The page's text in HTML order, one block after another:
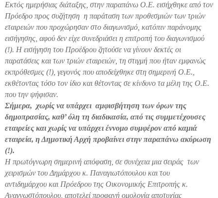
Εκτός ημερήσιας διάταξης, στην παραπάνω Ο.Ε. εισήχθηκε από τον
Πρόεδρο προς συζήτηση η παράταση των προθεσμιών των τριών
εταιρειών που προχώρησαν στο διαγωνισμό, κατόπιν παράνομης
εισήγησης, αφού δεν είχε συνεδριάσει η επιτροπή του διαγωνισμού
(!). Η εισήγηση του Προέδρου ζητούσε να γίνουν δεκτές οι
παρατάσεις και των τριών εταιρειών, τη στιγμή που ήταν εμφανώς
εκπρόθεσμες (!), γεγονός που αποδείχθηκε στη σημερινή Ο.Ε.,
εκθέτοντας τόσο τον ίδιο και θέτοντας σε κίνδυνο τα μέλη της Ο.Ε.
που την ψήφισαν.
Σήμερα, χωρίς να υπάρχει αμφισβήτηση των όρων της
δημοπρασίας, καθ’ όλη τη διαδικασία, από τις συμμετέχουσες
εταιρείες και χωρίς να υπάρχει έννομο συμφέρον από καμιά
εταιρεία, η Δημοτική Αρχή προβαίνει στην παραπάνω ακύρωση
(!).
Η πρωτόγνωρη σημερινή απόφαση, σε συνέχεια μια σειράς των
χειρισμών του Δημάρχου κ. Παναγιωτόπουλου και του
αντιδημάρχου και Πρόεδρου της Οικονομικής Επιτροπής κ.
Αναγνωστόπουλου, αποτελεί προφανή ομολογία αποτυχίας